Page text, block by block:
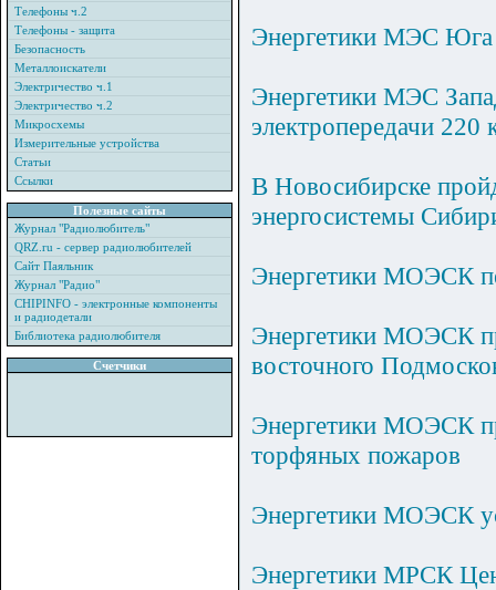
Телефоны ч.2
Телефоны - защита
Безопасность
Металлоискатели
Электричество ч.1
Электричество ч.2
Микросхемы
Измерительные устройства
Статьи
Ссылки
Полезные сайты
Журнал "Радиолюбитель"
QRZ.ru - сервер радиолюбителей
Сайт Паяльник
Журнал "Радио"
CHIPINFO - электронные компоненты
и радиодетали
Библиотека радиолюбителя
Счетчики
Энергетики МЭС Юга
Энергетики МЭС
электропередачи 220
В Новосибирске
энергосистемы
Энергетики МОЭСК
Энергетики МОЭСК
восточного
Энергетики МОЭСК
торфяных пожаров
Энергетики МОЭСК
Энергетики МРСК